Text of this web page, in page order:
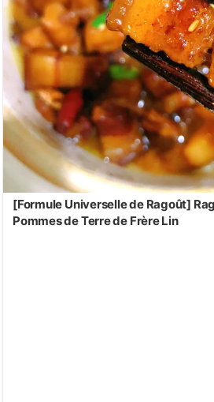
[Formule Universelle de Ragoût]
Pommes de Terre de Frère Lin